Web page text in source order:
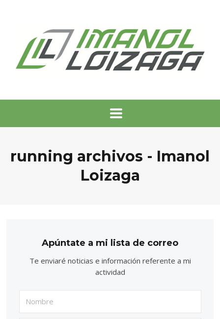
running archivos - Imanol
Loizaga
Apúntate a mi lista de correo
Te enviaré noticias e información referente a mi
actividad